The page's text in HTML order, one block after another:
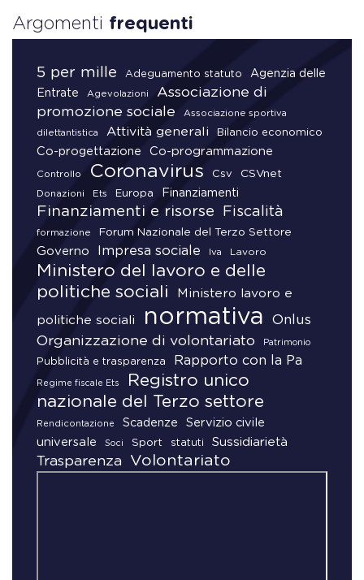
Argomenti frequenti
5 per mille Adeguamento statuto
Agenzia delle
Entrate
Agevolazioni
Associazione di
promozione sociale
Associazione sportiva
dilettantistica Attività generali Bilancio economico
Co-progettazione Co-programmazione
Controllo Coronavirus Csv CSVnet
Donazioni Ets Europa Finanziamenti
Finanziamenti e risorse Fiscalità
formazione Forum Nazionale del Terzo Settore
Governo Impresa sociale Iva Lavoro
Ministero del lavoro e delle
politiche sociali
Ministero lavoro e
politiche sociali normativa Onlus
Organizzazione di volontariato Patrimonio
Pubblicità e trasparenza Rapporto con la Pa
Regime fiscale Ets
Registro unico
nazionale del Terzo settore
Rendicontazione Scadenze
Servizio civile
universale
Soci Sport statuti Sussidiarietà
Trasparenza Volontariato